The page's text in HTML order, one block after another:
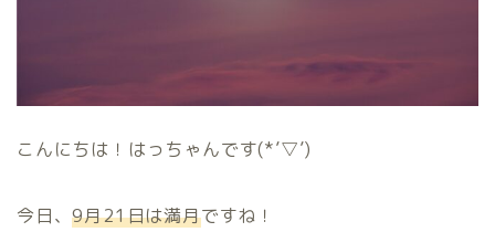
こんにちは！はっちゃんです(*’▽’)
今日、9月21日は満月ですね！